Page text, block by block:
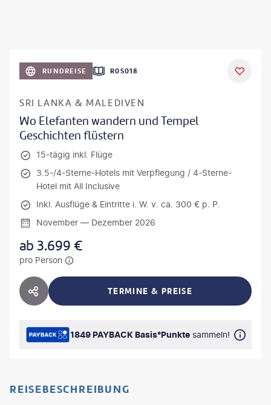
RUNDREISE R0S018
SRI LANKA & MALEDIVEN
Wo Elefanten wandern und Tempel
Geschichten flüstern
15-tägig inkl. Flüge
3.5-/4-Sterne-Hotels mit Verpflegung / 4-Sterne-
Hotel mit All Inclusive
Inkl. Ausflüge & Eintritte i. W. v. ca. 300 € p. P.
November — Dezember 2026
ab3.699 €
pro Person
HOTEL TEILEN TERMINE & PREISE
1849 PAYBACK Basis°Punkte sammeln!
REISEBESCHREIBUNG